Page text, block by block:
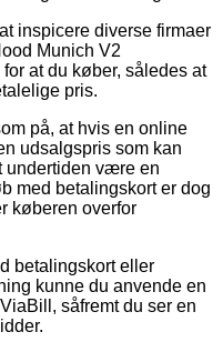
inspicere diverse firmaer
Munich V2
at du køber, således at
pris.
på, at hvis en online
udsalgspris som kan
undertiden være en
med betalingskort er dog
køberen overfor
betalingskort eller
kunne du anvende en
såfremt du ser en